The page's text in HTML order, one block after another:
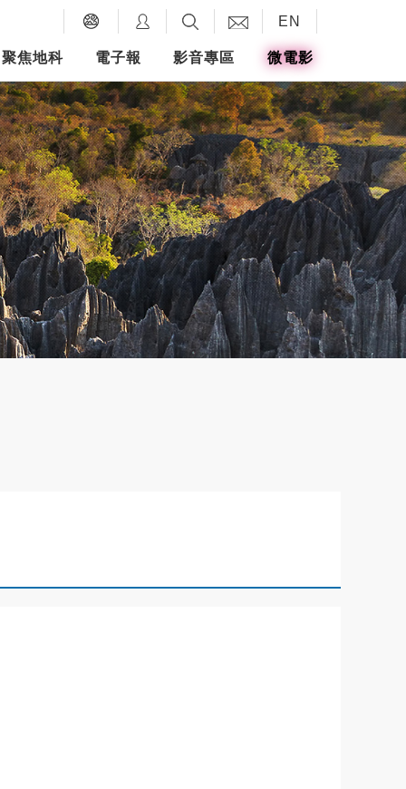
EN
聚焦地科 電子報 影音專區 微電影